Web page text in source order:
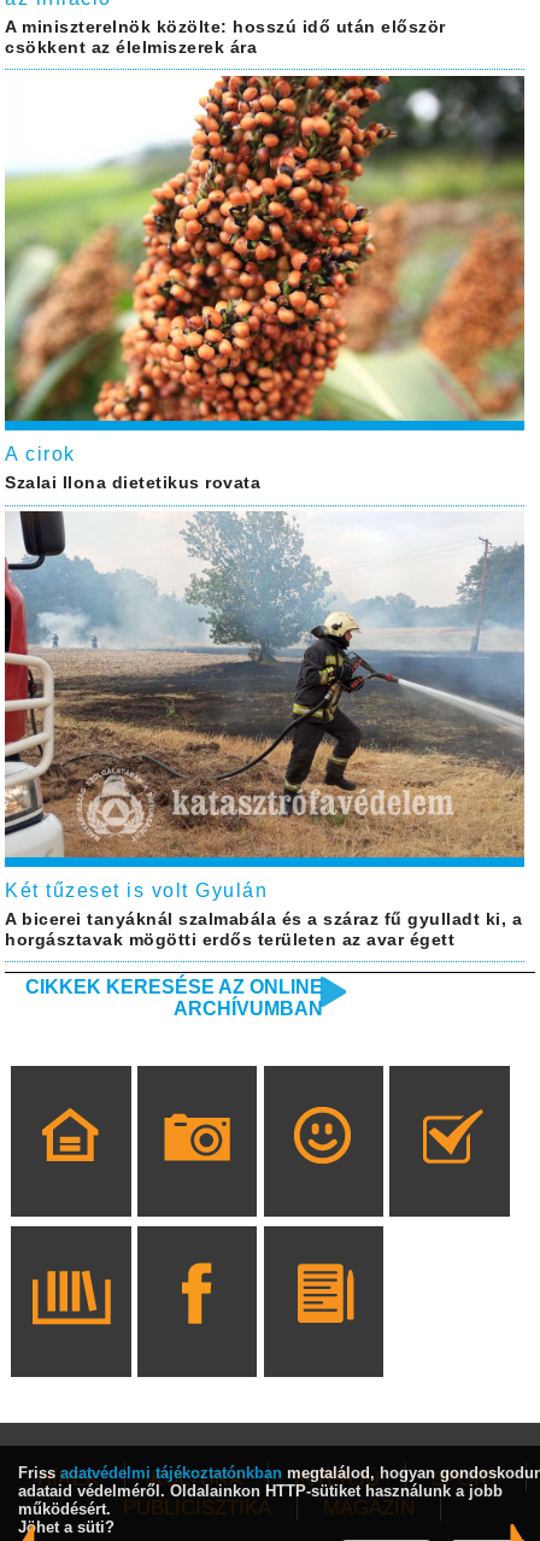
A miniszterelnök közölte: hosszú idő után először
csökkent az élelmiszerek ára
A cirok
Szalai Ilona dietetikus rovata
Két tűzeset is volt Gyulán
A bicerei tanyáknál szalmabála és a száraz fű gyulladt ki, a
horgásztavak mögötti erdős területen az avar égett
CIKKEK KERESÉSE AZ ONLINE
ARCHÍVUMBAN
HÍREK KULTÚRA INTERJÚ
SPORT
PUBLICISZTIKA
MAGAZIN
Friss adatvédelmi tájékoztatónkban megtalálod, hogyan
adataid védelméről. Oldalainkon HTTP-sütiket használunk a jobb
működésért.
Jöhet a süti?